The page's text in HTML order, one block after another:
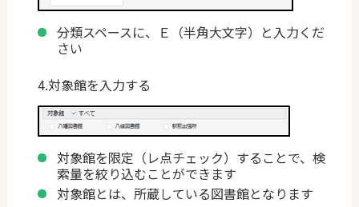
分類スペースに、Ｅ（半角大文字）と入力くだ
さい
4.対象館を入力する
対象館を限定（レ点チェック）することで、検
索量を絞り込むことができます
対象館とは、所蔵している図書館となります